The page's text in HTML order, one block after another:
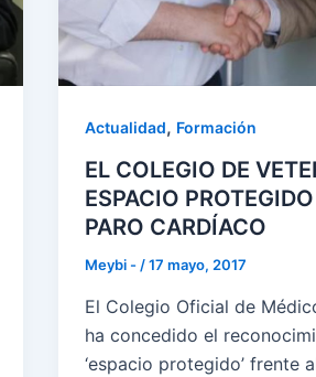
Actualidad, Formación
EL COLEGIO DE
ESPACIO
PARO CARDÍACO
Meybi -/17 mayo, 2017
El Colegio Oficial de
ha concedido el
‘espacio protegido’ frente